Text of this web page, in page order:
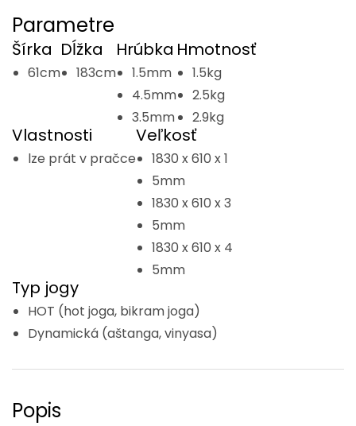
Parametre
Šírka
61cm
Dĺžka
183cm
Hrúbka
1.5mm
4.5mm
3.5mm
Hmotnosť
1.5kg
2.5kg
2.9kg
Vlastnosti
lze prát v pračce
Veľkosť
1830 x 610 x 1
5mm
1830 x 610 x 3
5mm
1830 x 610 x 4
5mm
Typ jogy
HOT (hot joga, bikram joga)
Dynamická (aštanga, vinyasa)
Popis